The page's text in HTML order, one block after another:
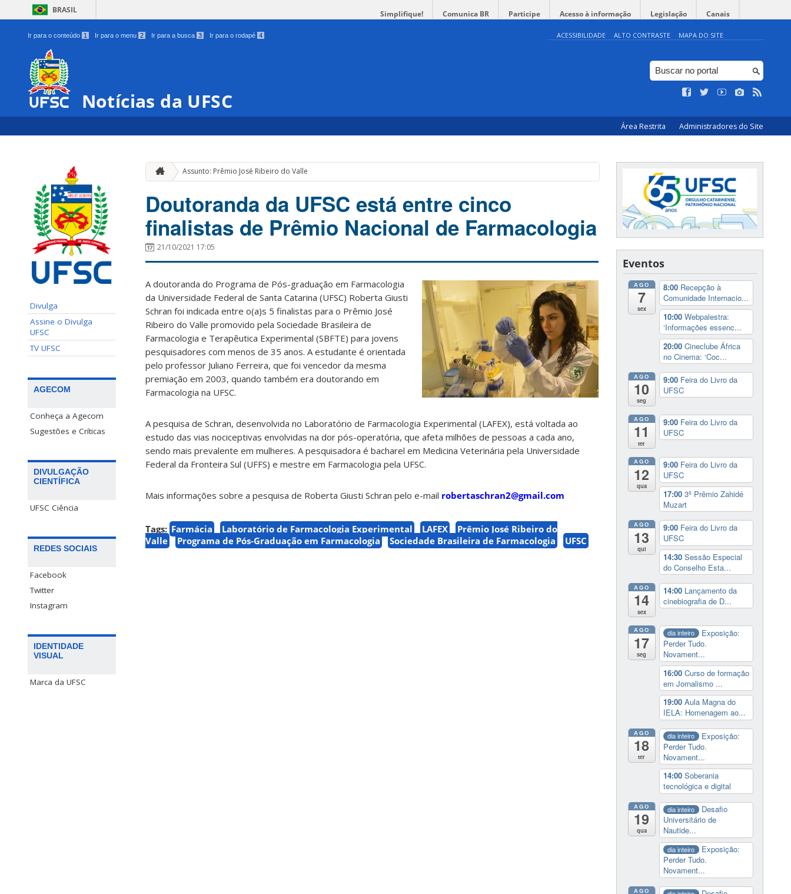
BRASIL Simplifique! Comunica BR Participe Acesso à informação Legislação Canais
Ir para o conteúdo 1 Ir para o menu 2 Ir para a busca 3 Ir para o rodapé 4 ACESSIBILIDADE ALTO CONTRASTE MAPA DO SITE
Notícias da UFSC
Área Restrita Administradores do Site
Divulga
Assine o Divulga
UFSC
TV UFSC
AGECOM
Conheça a Agecom
Sugestões e Críticas
DIVULGAÇÃO
CIENTÍFICA
UFSC Ciência
REDES SOCIAIS
Facebook
Twitter
Instagram
IDENTIDADE
VISUAL
Marca da UFSC
Assunto: Prêmio José Ribeiro do Valle
Doutoranda da UFSC está entre cinco
finalistas de Prêmio Nacional de Farmacologia
21/10/2021 17:05
A doutoranda do Programa de Pós-graduação em Farmacologia
da Universidade Federal de Santa Catarina (UFSC) Roberta Giusti
Schran foi indicada entre o(a)s 5 finalistas para o Prêmio José
Ribeiro do Valle promovido pela Sociedade Brasileira de
Farmacologia e Terapêutica Experimental (SBFTE) para jovens
pesquisadores com menos de 35 anos. A estudante é orientada
pelo professor Juliano Ferreira, que foi vencedor da mesma
premiação em 2003, quando também era doutorando em
Farmacologia na UFSC.
A pesquisa de Schran, desenvolvida no Laboratório de Farmacologia Experimental (LAFEX), está voltada ao
estudo das vias nociceptivas envolvidas na dor pós-operatória, que afeta milhões de pessoas a cada ano,
sendo mais prevalente em mulheres. A pesquisadora é bacharel em Medicina Veterinária pela Universidade
Federal da Fronteira Sul (UFFS) e mestre em Farmacologia pela UFSC.
Mais informações sobre a pesquisa de Roberta Giusti Schran pelo e-mail robertaschran2@gmail.com
Tags: Farmácia Laboratório de Farmacologia Experimental LAFEX
Prêmio José Ribeiro do
Valle
Programa de Pós-Graduação em Farmacologia Sociedade Brasileira de Farmacologia UFSC
Eventos
AGO
7
sex
8:00 Recepção à
Comunidade Internacio...
10:00 Webpalestra:
‘Informações essenc...
20:00 Cineclube África
no Cinema: ‘Coc...
AGO
10
seg
9:00 Feira do Livro da
UFSC
AGO
11
ter
9:00 Feira do Livro da
UFSC
AGO
12
qua
9:00 Feira do Livro da
UFSC
17:00 3º Prêmio Zahidé
Muzart
AGO
13
qui
9:00 Feira do Livro da
UFSC
14:30 Sessão Especial
do Conselho Esta...
AGO
14
sex
14:00 Lançamento da
cinebiografia de D...
AGO
17
seg
dia inteiro
Exposição:
Perder Tudo.
Novament...
16:00 Curso de formação
em Jornalismo ...
19:00 Aula Magna do
IELA: Homenagem ao...
AGO
18
ter
dia inteiro
Exposição:
Perder Tudo.
Novament...
14:00 Soberania
tecnológica e digital
AGO
19
qua
dia inteiro
Desafio
Universitário de
Nautide...
dia inteiro
Exposição:
Perder Tudo.
Novament...
AGO